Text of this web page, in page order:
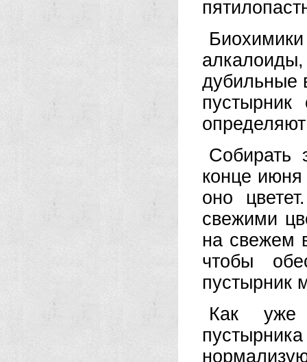
дубильные
Собирать
конце июня
оно
свежими
на свежем
чтобы
пустырник
Как уже